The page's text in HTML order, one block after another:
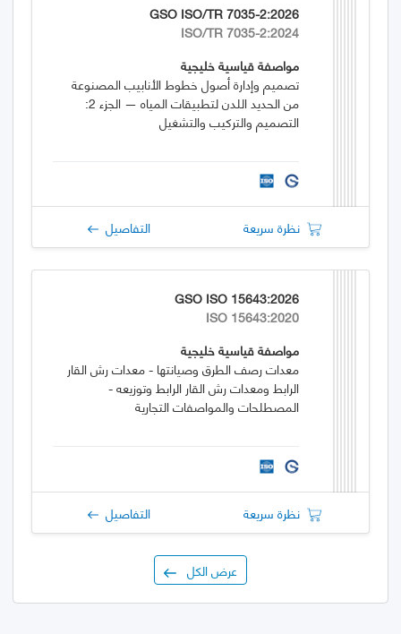
GSO ISO/TR 7035-2:2026
ISO/TR 7035-2:2024
مواصفة قياسية خليجية
تصميم وإدارة أصول خطوط الأنابيب المصنوعة
من الحديد اللدن لتطبيقات المياه — الجزء 2:
التصميم والتركيب والتشغيل
نظرة سريعة التفاصيل
GSO ISO 15643:2026
ISO 15643:2020
مواصفة قياسية خليجية
معدات رصف الطرق وصيانتها - معدات رش القار
الرابط ومعدات رش القار الرابط وتوزيعه -
المصطلحات والمواصفات التجارية
نظرة سريعة التفاصيل
عرض الكل